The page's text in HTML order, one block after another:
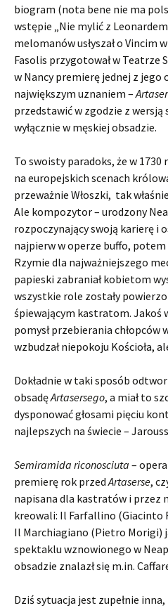
biogram (nota bene nie ma
wstępie „Nie mylić z
melomanów usłyszał o Vincim
Fasolis przygotował w Teatrze
w Nancy premierę jednej z jego
największym uznaniem –
przedstawić w zgodzie z
wyłącznie w męskiej obsadzie.
To swoisty paradoks, że w 1730
na europejskich scenach
przeważnie Włoszki, tak
Ale kompozytor – urodzony
rozpoczynający swoją karierę i
najpierw w operze buffo, potem
Rzymie dla najważniejszego
papieski zabraniał kobietom
wszystkie role zostały
śpiewającym kastratom. Jakoś
pomysł przebierania chłopców
wzbudzał niepokoju Kościoła,
Dokładnie w taki sposób
obsadęArtasersego, a miał to
dysponować głosami pięciu
najlepszych na świecie –
Semiramida riconosciuta –
premierę rok przedArtaserse,
napisana dla kastratów i przez
kreowali: Il Farfallino (Giacinto
Il Marchiagiano (Pietro Morigi)
spektaklu wznowionego w
obsadzie znalazł się m.in.
Dziś sytuacja jest zupełnie